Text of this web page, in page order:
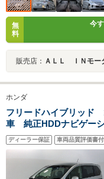
無
料
今
販売店： ＡＬＬ ＩＮモー
ホンダ
フリードハイブリッド
車 純正HDDナビゲ
CD DVD サウンドコ
ール デュアルエアバ
ト ディスチャージヘッ
ディーラー保証 車両品質評価書付